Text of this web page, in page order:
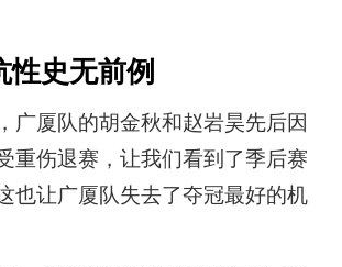
性史无前例
广厦队的胡金秋和赵岩昊先后因
重伤退赛，让我们看到了季后赛
也让广厦队失去了夺冠最好的机